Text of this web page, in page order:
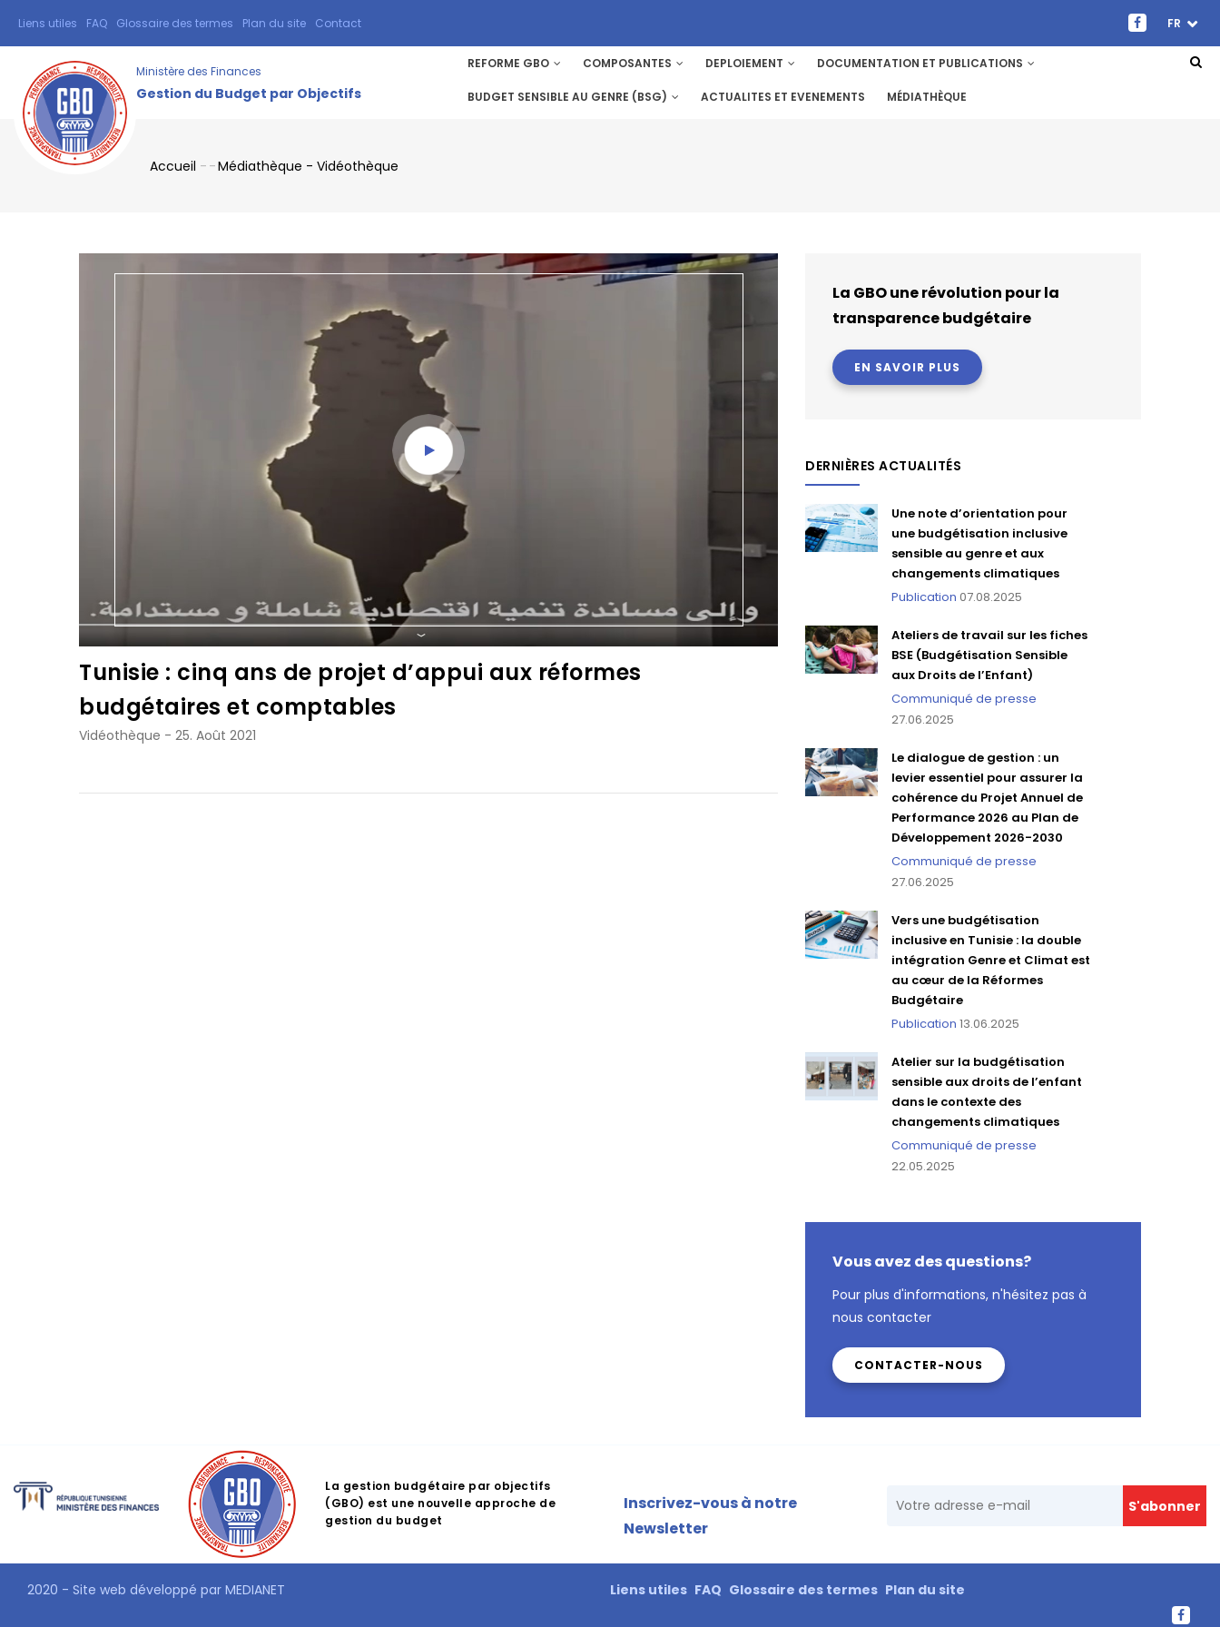
principal
TOPBAR
Liens utiles FAQ Glossaire des termes Plan du site Contact FR
Ministère des Finances
Gestion du Budget par Objectifs
MAIN
REFORME GBO COMPOSANTES DEPLOIEMENT DOCUMENTATION ET PUBLICATIONS
BUDGET SENSIBLE AU GENRE (BSG) ACTUALITES ET EVENEMENTS MÉDIATHÈQUE
Accueil - -Médiathèque - Vidéothèque
Tunisie : cinq ans de projet d’appui aux réformes
budgétaires et comptables
Vidéothèque - 25. Août 2021
La GBO une révolution pour la
transparence budgétaire
EN SAVOIR PLUS
DERNIÈRES ACTUALITÉS
Une note d’orientation pour
une budgétisation inclusive
sensible au genre et aux
changements climatiques
Publication 07.08.2025
Ateliers de travail sur les fiches
BSE (Budgétisation Sensible
aux Droits de l’Enfant)
Communiqué de presse
27.06.2025
Le dialogue de gestion : un
levier essentiel pour assurer la
cohérence du Projet Annuel de
Performance 2026 au Plan de
Développement 2026-2030
Communiqué de presse
27.06.2025
Vers une budgétisation
inclusive en Tunisie : la double
intégration Genre et Climat est
au cœur de la Réformes
Budgétaire
Publication 13.06.2025
Atelier sur la budgétisation
sensible aux droits de l’enfant
dans le contexte des
changements climatiques
Communiqué de presse
22.05.2025
Vous avez des questions?
Pour plus d'informations, n'hésitez pas à
nous contacter
CONTACTER-NOUS
La gestion budgétaire par objectifs
(GBO) est une nouvelle approche de
gestion du budget
Inscrivez-vous à notre
Newsletter
2020 - Site web développé par MEDIANET Liens utiles FAQ Glossaire des termes Plan du site